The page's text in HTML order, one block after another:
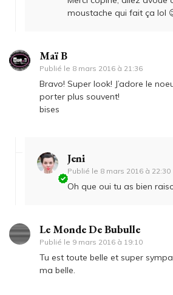
moustache qui fait ça lol
Maï B
Publié le 8 mars 2016 à 21:36
Bravo! Super look! J’adore le
porter plus souvent!
bises
Jeni
Publié le 8 mars 2016 à 22:30
Oh que oui tu as bien
Le Monde De Bubulle
Publié le 9 mars 2016 à 19:10
Tu est toute belle et super
ma belle.